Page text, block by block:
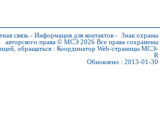
связь - Информация для контактов - Знак охраны
авторского права © МСЭ 2026 Все права сохранены
обращаться : Координатор Web-страницы МСЭ-
R
Обновлено : 2013-01-30